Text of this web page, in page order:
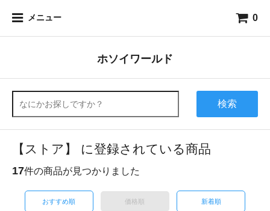
メニュー 0
ホソイワールド
検索
【ストア】 に登録されている商品
17件の商品が見つかりました
おすすめ順 価格順 新着順